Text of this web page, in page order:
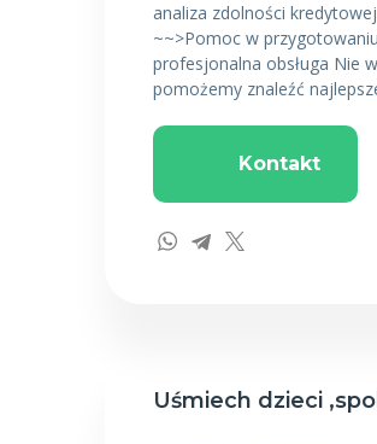
analiza zdolności
~~>Pomoc w
profesjonalna obsługa Nie
pomożemy znaleźć
Kontakt
Uśmiech dzieci